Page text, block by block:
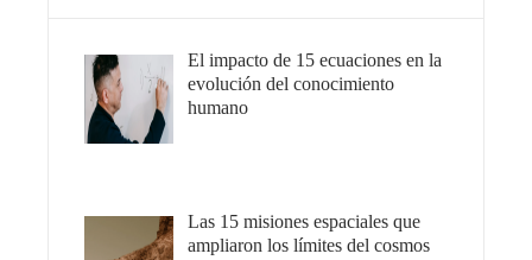
El impacto de 15 ecuaciones en la
evolución del conocimiento
humano
Las 15 misiones espaciales que
ampliaron los límites del cosmos